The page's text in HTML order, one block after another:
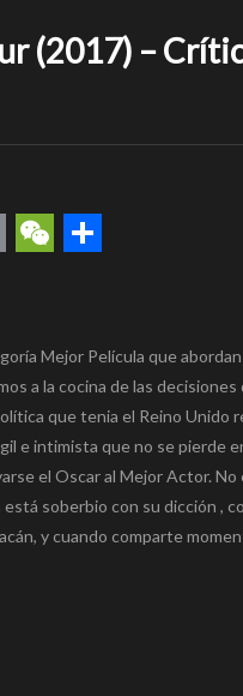
(2017) –
Mejor Película que
a la cocina de las
que tenia el Reino Unido
e intimista que no se pierde
el Oscar al Mejor Actor.
soberbio con su dicción ,
y cuando comparte